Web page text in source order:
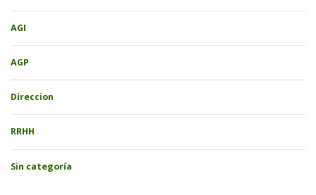
AGI
AGP
Direccion
RRHH
Sin categoría